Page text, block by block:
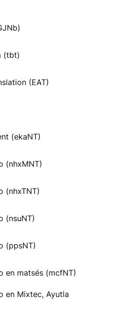
(tbt)
(EAT)
(ekaNT)
(nhxMNT)
(nhxTNT)
(nsuNT)
(ppsNT)
en matsés (mcfNT)
en Mixtec, Ayutla